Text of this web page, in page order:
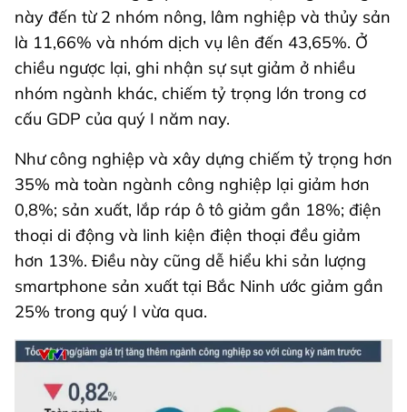
này đến từ 2 nhóm nông, lâm nghiệp và thủy sản
là 11,66% và nhóm dịch vụ lên đến 43,65%. Ở
chiều ngược lại, ghi nhận sự sụt giảm ở nhiều
nhóm ngành khác, chiếm tỷ trọng lớn trong cơ
cấu GDP của quý I năm nay.
Như công nghiệp và xây dựng chiếm tỷ trọng hơn
35% mà toàn ngành công nghiệp lại giảm hơn
0,8%; sản xuất, lắp ráp ô tô giảm gần 18%; điện
thoại di động và linh kiện điện thoại đều giảm
hơn 13%. Điều này cũng dễ hiểu khi sản lượng
smartphone sản xuất tại Bắc Ninh ước giảm gần
25% trong quý I vừa qua.